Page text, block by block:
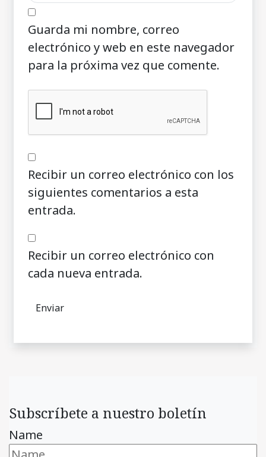
Guarda mi nombre, correo
electrónico y web en este navegador
para la próxima vez que comente.
Recibir un correo electrónico con los
siguientes comentarios a esta
entrada.
Recibir un correo electrónico con
cada nueva entrada.
Subscríbete a nuestro boletín
Name